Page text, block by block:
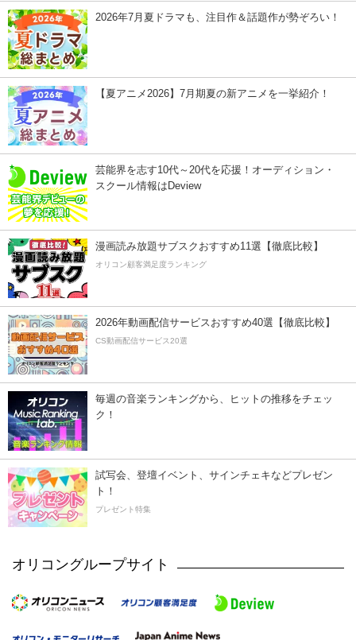
2026年7月夏ドラマも、注目作＆話題作が勢ぞろい！
【夏アニメ2026】7月期夏の新アニメを一挙紹介！
芸能界を志す10代～20代を応援！オーディション・
スクール情報はDeview
漫画読み放題サブスクおすすめ11選【徹底比較】
オリコン顧客満足度ランキング
2026年動画配信サービスおすすめ40選【徹底比較】
CS動画配信サービス20選
毎週の音楽ランキングから、ヒットの推移をチェッ
ク！
試写会、登壇イベント、サインチェキなどプレゼン
ト！
プレゼント特集
オリコングループサイト